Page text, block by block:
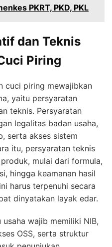
PKRT, PKD, PKL
dan Teknis
Piring
cuci piring mewajibkan
yaitu persyaratan
teknis. Persyaratan
legalitas badan usaha,
serta akses sistem
itu, persyaratan teknis
mulai dari formula,
hingga keamanan hasil
harus terpenuhi secara
dinyatakan layak edar.
wajib memiliki NIB,
OSS, serta struktur